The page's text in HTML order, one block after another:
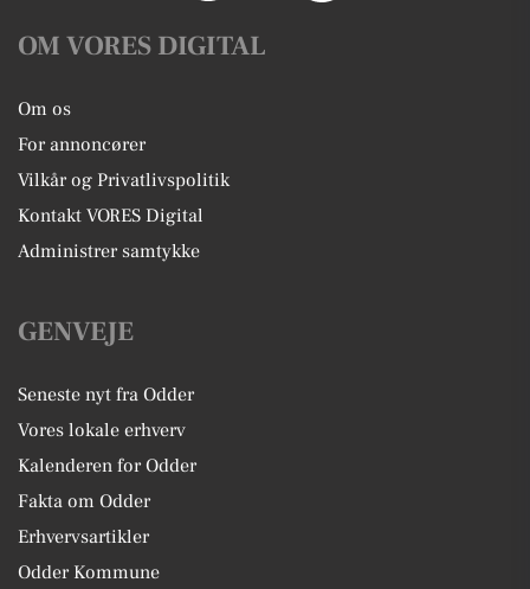
OM VORES DIGITAL
Om os
For annoncører
Vilkår og Privatlivspolitik
Kontakt VORES Digital
Administrer samtykke
GENVEJE
Seneste nyt fra Odder
Vores lokale erhverv
Kalenderen for Odder
Fakta om Odder
Erhvervsartikler
Odder Kommune